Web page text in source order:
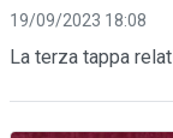
19/09/2023 18:08
La terza tappa